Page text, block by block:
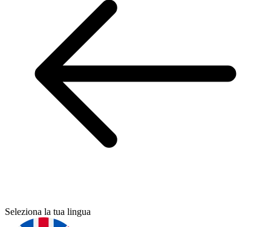
Seleziona la tua lingua